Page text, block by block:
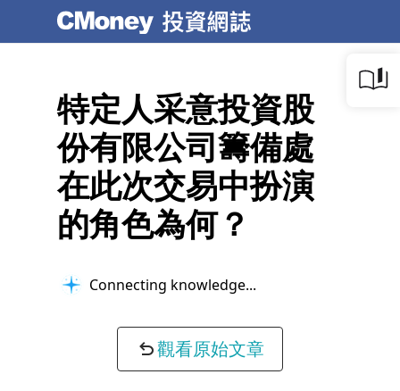
特定人采意投資股
份有限公司籌備處
在此次交易中扮演
的角色為何？
Connecting knowledge...
觀看原始文章